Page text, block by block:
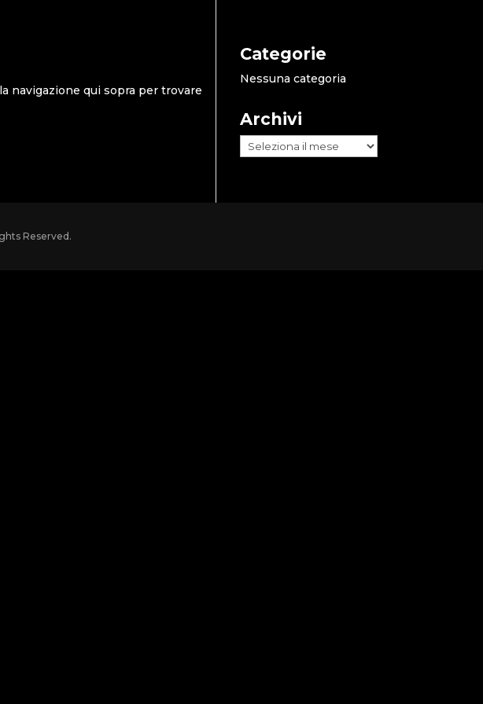
navigazione qui sopra per trovare
Categorie
Nessuna categoria
Archivi
Archivi
Reserved.